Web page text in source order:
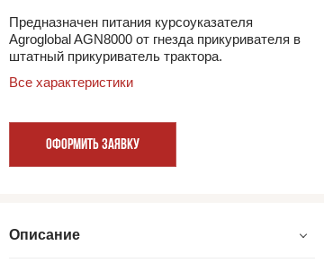
Предназначен питания курсоуказателя
Agroglobal AGN8000 от гнезда прикуривателя в
штатный прикуриватель трактора.
Все характеристики
ОФОРМИТЬ ЗАЯВКУ
Описание